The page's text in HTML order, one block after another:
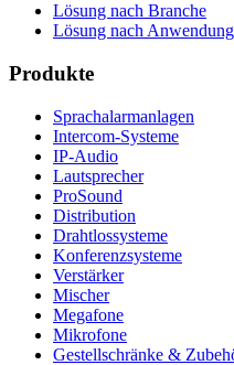
Lösung nach Branche
Lösung nach Anwendung
Produkte
Sprachalarmanlagen
Intercom-Systeme
IP-Audio
Lautsprecher
ProSound
Distribution
Drahtlossysteme
Konferenzsysteme
Verstärker
Mischer
Megafone
Mikrofone
Gestellschränke &